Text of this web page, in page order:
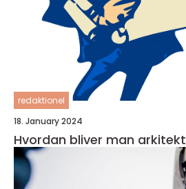
redaktionel
18. January 2024
Hvordan bliver man arkitekt